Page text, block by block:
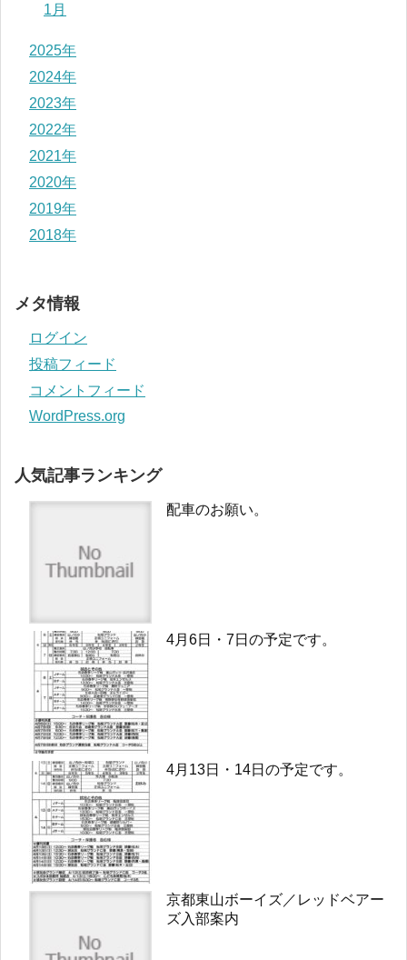
1月
2025年
2024年
2023年
2022年
2021年
2020年
2019年
2018年
メタ情報
ログイン
投稿フィード
コメントフィード
WordPress.org
人気記事ランキング
配車のお願い。
4月6日・7日の予定です。
4月13日・14日の予定です。
京都東山ボーイズ／レッドベアー
ズ入部案内